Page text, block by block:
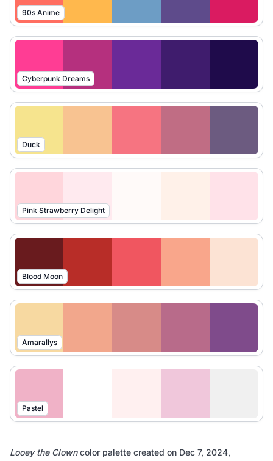
90s Anime
Cyberpunk Dreams
Duck
Pink Strawberry Delight
Blood Moon
Amarallys
Pastel
Looey the Clowncolor palette created on Dec 7, 2024,